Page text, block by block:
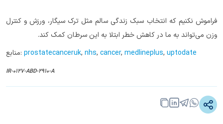
فراموش نکنیم که انتخاب سبک زندگی سالم مثل ترک سیگار، ورزش و کنترل
وزن می‌تواند به ما در کاهش خطر ابتلا به این سرطان کمک کند.
منابع: prostatecanceruk, nhs, cancer, medlineplus, uptodate
IR-0127-ABD-2910-A